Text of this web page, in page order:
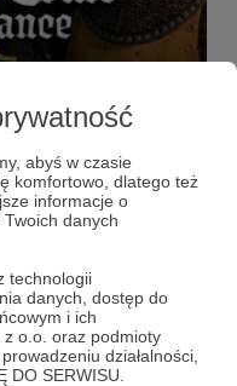
abyś w czasie
komfortowo, dlatego też
informacje o
danych
technologii
danych, dostęp do
i ich
o.o. oraz podmioty
działalności,
DO SERWISU.
Come:
o lasach w